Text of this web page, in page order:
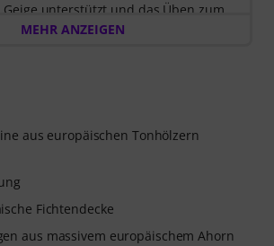
unterstützt und das Üben zum
dir beim Spielen zu, analysiert jeden
gibt dir unmittelbar Rückmeldung
Rhythmus. Ergreife jetzt die Chance,
flexibel, effektiv und mit
– zu jeder Zeit, an jedem Ort.
Verlängerung!
MEHR ANZEIGEN
aus europäischen Tonhölzern
Fichtendecke
aus massivem europäischem Ahorn